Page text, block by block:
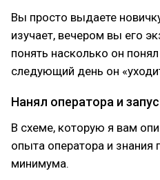
Вы просто выдаете
изучает, вечером вы его
понять насколько он
следующий день он
Нанял оператора и
В схеме, которую я вам
опыта оператора и знания
минимума.